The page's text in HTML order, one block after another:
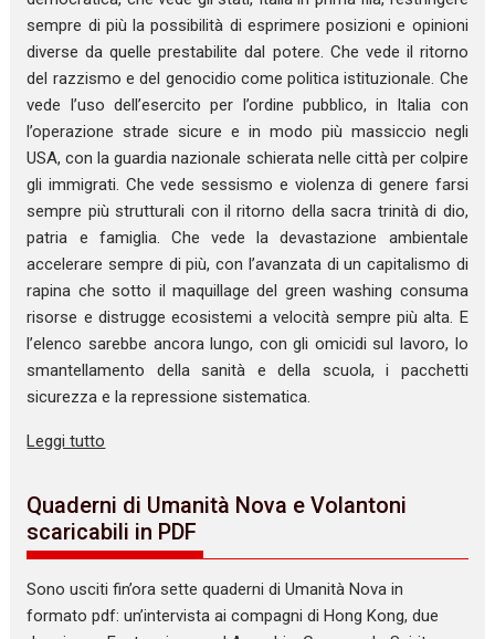
sempre di più la possibilità di esprimere posizioni e opinioni
diverse da quelle prestabilite dal potere. Che vede il ritorno
del razzismo e del genocidio come politica istituzionale. Che
vede l’uso dell’esercito per l’ordine pubblico, in Italia con
l’operazione strade sicure e in modo più massiccio negli
USA, con la guardia nazionale schierata nelle città per colpire
gli immigrati. Che vede sessismo e violenza di genere farsi
sempre più strutturali con il ritorno della sacra trinità di dio,
patria e famiglia. Che vede la devastazione ambientale
accelerare sempre di più, con l’avanzata di un capitalismo di
rapina che sotto il maquillage del green washing consuma
risorse e distrugge ecosistemi a velocità sempre più alta. E
l’elenco sarebbe ancora lungo, con gli omicidi sul lavoro, lo
smantellamento della sanità e della scuola, i pacchetti
sicurezza e la repressione sistematica.
Leggi tutto
Quaderni di Umanità Nova e Volantoni
scaricabili in PDF
Sono usciti fin’ora sette quaderni di Umanità Nova in
formato pdf: un’intervista ai compagni di Hong Kong, due